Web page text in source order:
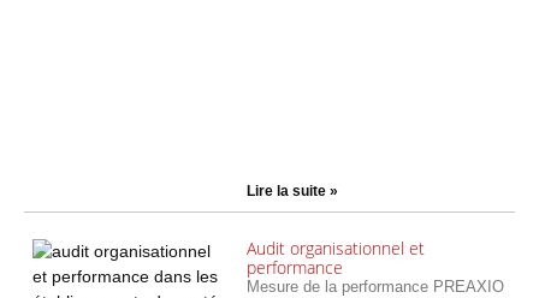
Lire la suite »
Audit organisationnel et
performance
Mesure de la performance PREAXIO